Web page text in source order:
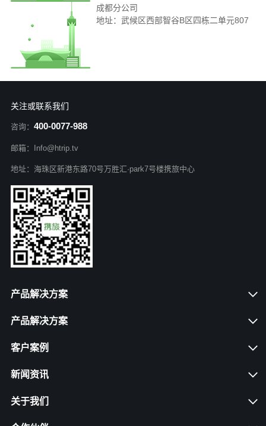
成都分公司
地址：武候区西部智谷B区四栋二单元807
产品解决方案
产品解决方案
客户案例
新闻资讯
关于我们
关注或联系我们
咨询： 400-0077-988
邮箱：Info@htrip.tv
地址：海珠区新港东路70号万胜汇·park7号楼携旅中心